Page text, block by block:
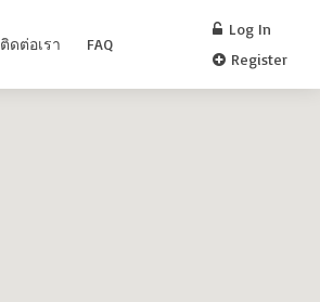
ติดต่อเรา FAQ
Log In
Register